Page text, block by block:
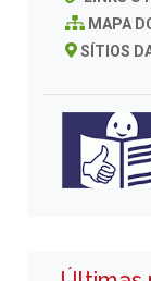
MAPA
SÍTIOS